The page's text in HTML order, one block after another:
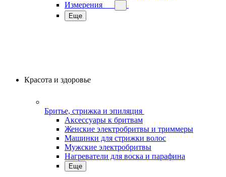
Измерения
Еще
Красота и здоровье
Бритье, стрижка и эпиляция
Аксессуары к бритвам
Женские электробритвы и триммеры
Машинки для стрижки волос
Мужские электробритвы
Нагреватели для воска и парафина
Еще